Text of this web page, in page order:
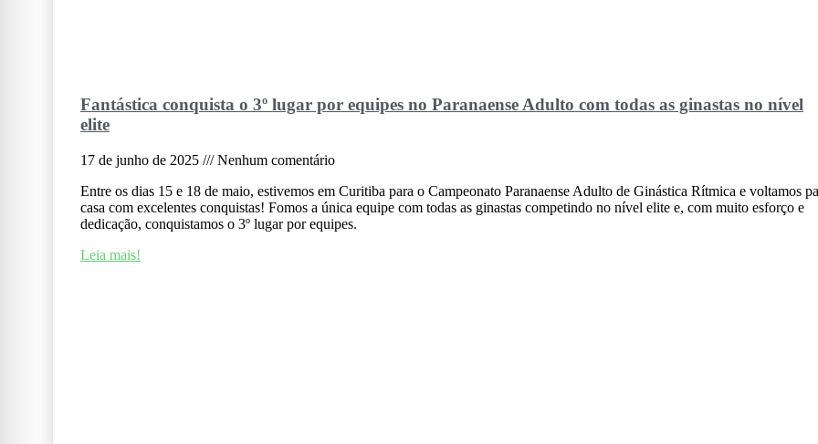
Fantástica conquista o 3º lugar por equipes no Paranaense Adulto com todas as ginastas no nível
elite
17 de junho de 2025
Nenhum comentário
Entre os dias 15 e 18 de maio, estivemos em Curitiba para o Campeonato Paranaense Adulto de Ginástica Rítmica e voltamos
casa com excelentes conquistas! Fomos a única equipe com todas as ginastas competindo no nível elite e, com muito esforço e
dedicação, conquistamos o 3º lugar por equipes.
Leia mais!